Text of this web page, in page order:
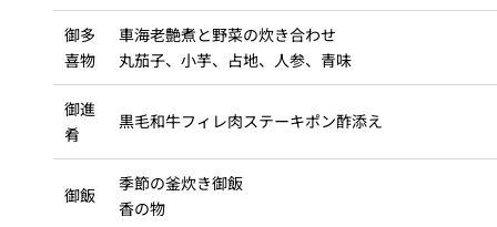
御多
喜物
車海老艶煮と野菜の炊き合わせ
丸茄子、小芋、占地、人参、青味
御進
肴
黒毛和牛フィレ肉ステーキポン酢添え
御飯
季節の釜炊き御飯
香の物